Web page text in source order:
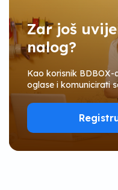
Zar još
nalog?
Kao korisnik
oglase i komunicirati